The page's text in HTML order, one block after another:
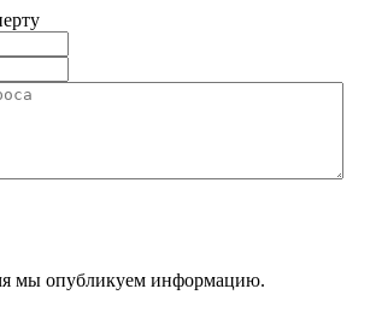
мы опубликуем информацию.